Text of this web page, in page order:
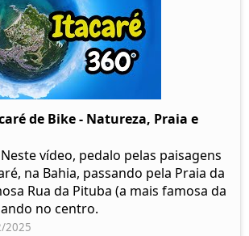
de Bike - Natureza, Praia e
vídeo, pedalo pelas paisagens
na Bahia, passando pela Praia da
Rua da Pituba (a mais famosa da
no centro.
2025